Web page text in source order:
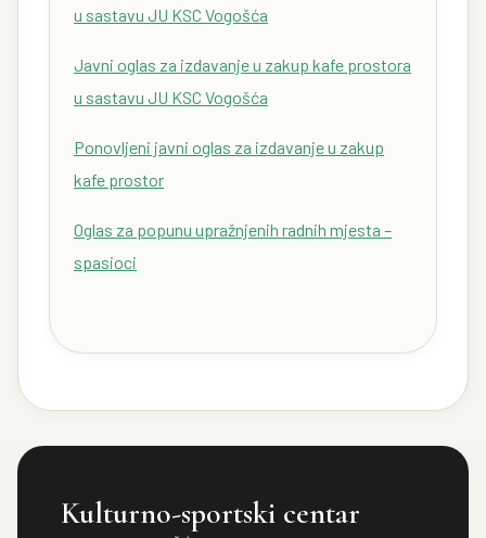
u sastavu JU KSC Vogošća
Javni oglas za izdavanje u zakup kafe prostora
u sastavu JU KSC Vogošća
Ponovljeni javni oglas za izdavanje u zakup
kafe prostor
Oglas za popunu upražnjenih radnih mjesta –
spasioci
Kulturno-sportski centar